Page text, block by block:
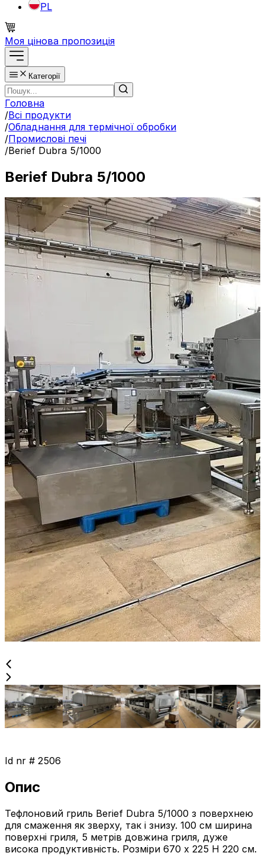
PL
Моя цінова пропозиція
Категорії
Головна
/Всі продукти
/Обладнання для термічної обробки
/Промислові печі
/Berief Dubra 5/1000
Berief Dubra 5/1000
Id nr # 2506
Опис
Тефлоновий гриль Berief Dubra 5/1000 з поверхнею
для смаження як зверху, так і знизу. 100 см ширина
поверхні гриля, 5 метрів довжина гриля, дуже
висока продуктивність. Розміри 670 x 225 H 220 см.